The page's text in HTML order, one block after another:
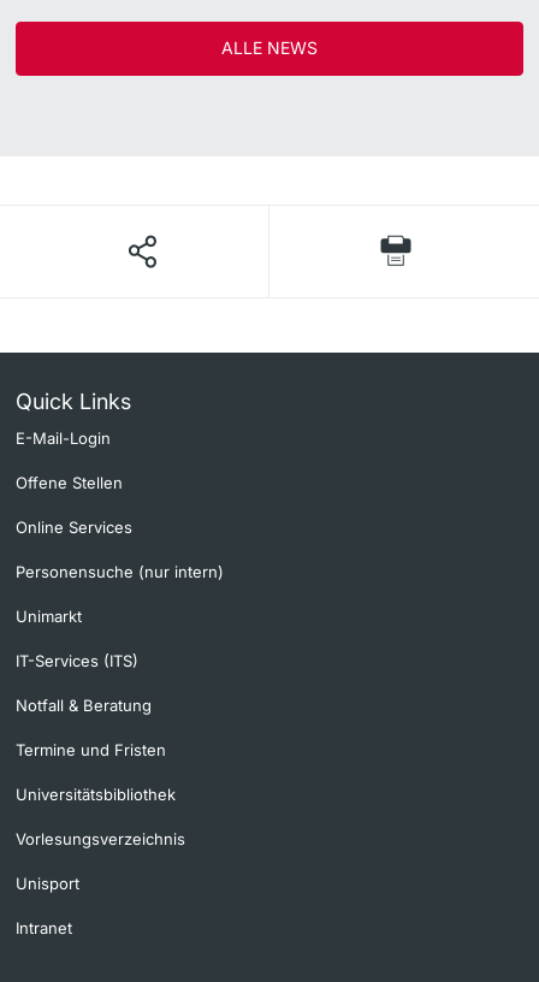
ALLE NEWS
Quick Links
E-Mail-Login
Offene Stellen
Online Services
Personensuche (nur intern)
Unimarkt
IT-Services (ITS)
Notfall & Beratung
Termine und Fristen
Universitätsbibliothek
Vorlesungsverzeichnis
Unisport
Intranet